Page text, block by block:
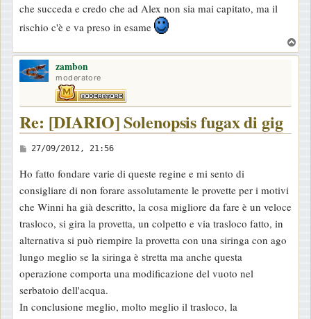
che succeda e credo che ad Alex non sia mai capitato, ma il
rischio c'è e va preso in esame
o
zambon
moderatore
Re: [DIARIO] Solenopsis fugax di gig
M
s
s
a
g
g
i
o
27/09/2012, 21:56
Ho fatto fondare varie di queste regine e mi sento di
consigliare di non forare assolutamente le provette per i motivi
che Winni ha già descritto, la cosa migliore da fare è un veloce
trasloco, si gira la provetta, un colpetto e via trasloco fatto, in
alternativa si può riempire la provetta con una siringa con ago
lungo meglio se la siringa è stretta ma anche questa
operazione comporta una modificazione del vuoto nel
serbatoio dell'acqua.
In conclusione meglio, molto meglio il trasloco, la